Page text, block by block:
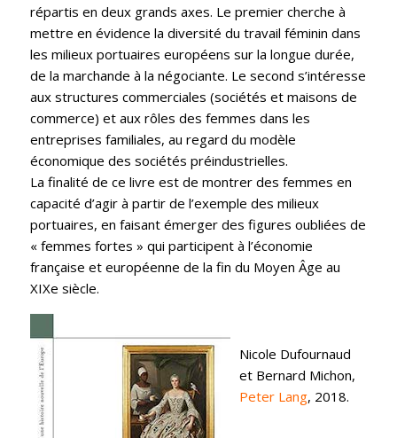
répartis en deux grands axes. Le premier cherche à
mettre en évidence la diversité du travail féminin dans
les milieux portuaires européens sur la longue durée,
de la marchande à la négociante. Le second s’intéresse
aux structures commerciales (sociétés et maisons de
commerce) et aux rôles des femmes dans les
entreprises familiales, au regard du modèle
économique des sociétés préindustrielles.
La finalité de ce livre est de montrer des femmes en
capacité d’agir à partir de l’exemple des milieux
portuaires, en faisant émerger des figures oubliées de
« femmes fortes » qui participent à l’économie
française et européenne de la fin du Moyen Âge au
XIXe siècle.
Nicole Dufournaud
et Bernard Michon,
Peter Lang, 2018.